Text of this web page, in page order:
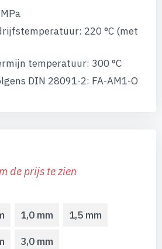
220 °C (met
temperatuur: 300 °C
DIN 28091-2: FA-AM1-O
de prijs te zien
1,0 mm 1,5 mm
3,0 mm